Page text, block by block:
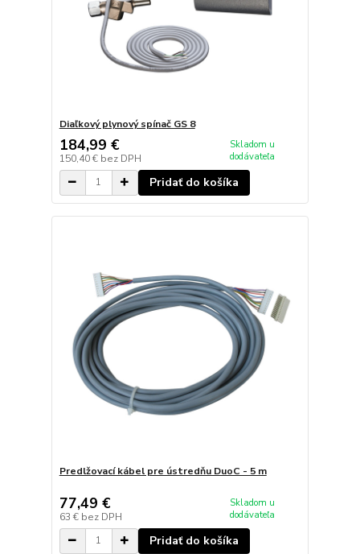
Diaľkový plynový spínač GS 8
184,99 €
150,40 € bez DPH
Skladom u
dodávateľa
Pridať do košíka
Predlžovací kábel pre ústredňu DuoC - 5 m
77,49 €
63 € bez DPH
Skladom u
dodávateľa
Pridať do košíka